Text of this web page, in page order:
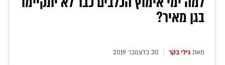
בגן מאיר?
מאת גילי בקר 30 בדצמבר 2019